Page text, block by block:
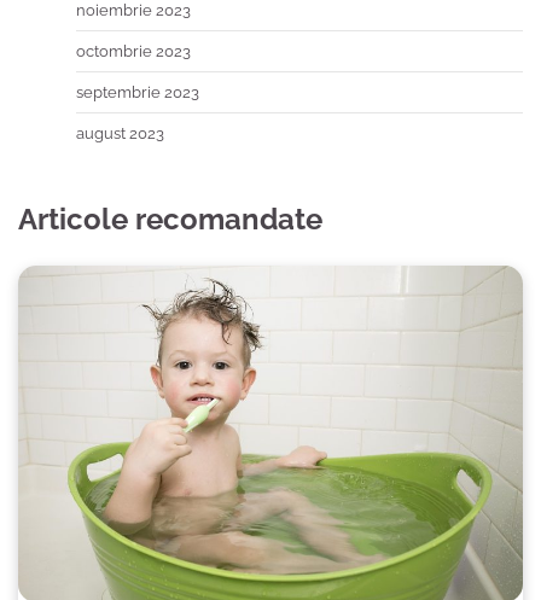
noiembrie 2023
octombrie 2023
septembrie 2023
august 2023
Articole recomandate